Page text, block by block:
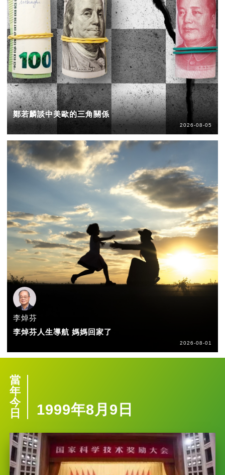
鄭若麟談中美歐的三角關係
2026-08-05
李焯芬
李焯芬人生導航 媽媽回家了
2026-08-01
當
年
今
日
1999年8月9日